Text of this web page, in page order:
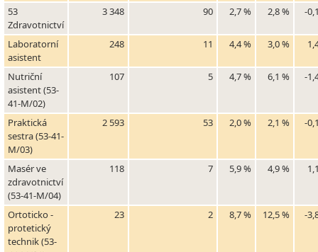
53
Zdravotnictví
3 348 90 2,7 % 2,8 % -
Laboratorní
asistent
248 11 4,4 % 3,0 %
Nutriční
asistent (53-
41-M/02)
107 5 4,7 % 6,1 % -
Praktická
sestra (53-41-
M/03)
2 593 53 2,0 % 2,1 % -
Masér ve
zdravotnictví
(53-41-M/04)
118 7 5,9 % 4,9 %
Ortoticko -
protetický
technik (53-
23 2 8,7 % 12,5 % -